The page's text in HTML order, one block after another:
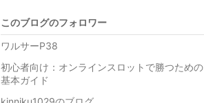
このブログのフォロワー
ワルサーP38
初心者向け：オンラインスロットで勝つための
基本ガイド